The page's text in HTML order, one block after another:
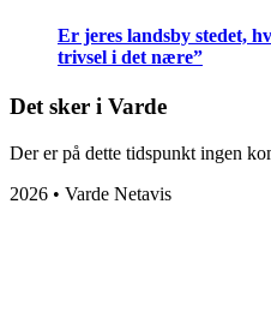
Er jeres landsby stedet,
trivsel i det nære”
Det sker i Varde
Der er på dette tidspunkt ingen
2026 • Varde Netavis